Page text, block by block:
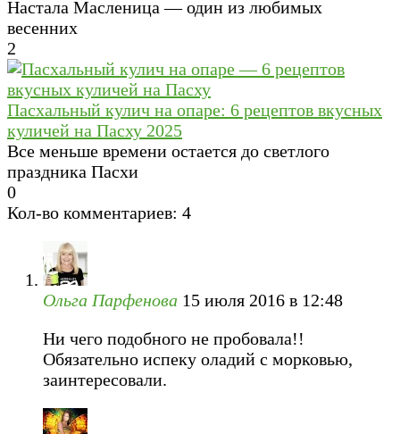
Настала Масленица — один из любимых
весенних
2
Пасхальный кулич на опаре: 6 рецептов вкусных
куличей на Пасху 2025
Все меньше времени остается до светлого
праздника Пасхи
0
Кол-во комментариев: 4
Ольга Парфенова 15 июля 2016 в 12:48
Ни чего подобного не пробовала!!
Обязательно испеку оладий с морковью,
заинтересовали.